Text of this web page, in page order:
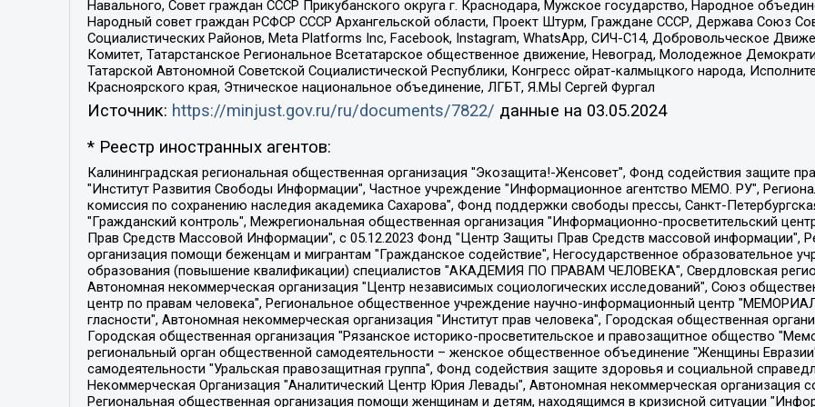
Навального, Совет граждан СССР Прикубанского округа г. Краснодара, Мужское государство, Народное
Народный совет граждан РСФСР СССР Архангельской области, Проект Штурм, Граждане СССР, Держава Союз
Социалистических Районов, Meta Platforms Inc, Facebook, Instagram, WhatsApp, СИЧ-С14, Добровольческое
Комитет, Татарстанское Региональное Всетатарское общественное движение, Невоград, Молодежное
Татарской Автономной Советской Социалистической Республики, Конгресс ойрат-калмыцкого народа,
Красноярского края, Этническое национальное объединение, ЛГБТ, Я.МЫ Сергей Фургал
Источник: https://minjust.gov.ru/ru/documents/7822/ данные на 03.05.2024
* Реестр иностранных агентов:
Калининградская региональная общественная организация "Экозащита!-Женсовет", Фонд содействия защите прав и свобод граждан "Общественный вердикт", Фонд "Институт Развития Свободы Информации", Частное учреждение "Информационное агентство МЕМО. РУ", Региональная общественная организация "Общественная комиссия по сохранению наследия академика Сахарова", Фонд поддержки свободы прессы, Санкт-Петербургская общественная правозащитная организация "Гражданский контроль", Межрегиональная общественная организация "Информационно-просветительский центр "Мемориал", Региональный Фонд "Центр Защиты Прав Средств Массовой Информации", с 05.12.2023 Фонд "Центр Защиты Прав Средств массовой информации", Региональная общественная благотворительная организация помощи беженцам и мигрантам "Гражданское содействие", Негосударственное образовательное учреждение дополнительного профессионального образования (повышение квалификации) специалистов "АКАДЕМИЯ ПО ПРАВАМ ЧЕЛОВЕКА", Свердловская региональная общественная организация "Сутяжник", Автономная некоммерческая организация "Центр независимых социологических исследований", Союз общественных объединений "Российский исследовательский центр по правам человека", Региональное общественное учреждение научно-информационный центр "МЕМОРИАЛ", Некоммерческая организация "Фонд защиты гласности", Автономная некоммерческая организация "Институт прав человека", Городская общественная организация "Екатеринбургское общество "МЕМОРИАЛ", Городская общественная организация "Рязанское историко-просветительское и правозащитное общество "Мемориал" (Рязанский Мемориал), Челябинский региональный орган общественной самодеятельности – женское общественное объединение "Женщины Евразии", Челябинский региональный орган общественной самодеятельности "Уральская правозащитная группа", Фонд содействия защите здоровья и социальной справедливости имени Андрея Рылькова, Автономная Некоммерческая Организация "Аналитический Центр Юрия Левады", Автономная некоммерческая организация социальной поддержки населения "Проект Апрель", Региональная общественная организация помощи женщинам и детям, находящимся в кризисной ситуации "Информационно-методический центр "Анна", Фонд содействия развитию массовых коммуникаций и правовому просвещению "Так-так-Так", Фонд содействия устойчивому развитию "Серебряная тайга", Свердловский региональный общественный фонд социальных проектов "Новое время", "Idel.Реалии", Кавказ.Реалии, Крым.Реалии, Телеканал Настоящее Время, Татаро-башкирская служба Радио Свобода (Azatliq Radiosi), Радио Свободная Европа/Радио Свобода (PCE/PC), "Сибирь.Реалии", "Фактограф", Благотворительный фонд помощи осужденным и их семьям, Автономная некоммерческая организация "Институт глобализации и социальных движений", Фонд "В защиту прав заключенных", Частное учреждение "Центр поддержки и содействия развитию средств массовой информации", Пензенский региональный общественный благотворительный фонд "Гражданский союз", "Север.Реалии", Некоммерческая организация Фонд "Правовая инициатива", Общество с ограниченной ответственностью "Радио Свободная Европа/Радио Свобода", Чешское информационное агентство "MEDIUM-ORIENT", Красноярская региональная общественная организация "Мы против СПИДа", Камалягин Денис Николаевич, Маркелов Сергей Евгеньевич, Пономарев Лев Александрович, Савицкая Людмила Алексеевна, Автономная некоммерческая организация "Центр по работе с проблемой насилия "НАСИЛИЮ.НЕТ", Межрегиональный профессиональный союз работников здравоохранения "Альянс врачей", Юридическое лицо, зарегистрированное в Латвийской Республике, SIA "Medusa Project" (регистрационный номер 40103797863, дата регистрации 10.06.2014), Некоммерческая организация "Фонд по борьбе с коррупцией", Автономная некоммерческая организация "Институт права и публичной политики", Баданин Роман Сергеевич, Гликин Максим Александрович, Железнова Мария Михайловна, Лукьянова Юлия Сергеевна, Маетная Елизавета Витальевна, Маняхин Петр Борисович, Чуракова Ольга Владимировна, Ярош Юлия Петровна, Юридическое лицо "The Insider SIA", зарегистрированное в Риге, Латвийская Республика (дата регистрации 26.06.2015), являющееся администратором доменного имени интернет-издания "The Insider SIA", https://theins.ru, Постернак Алексей Евгеньевич, Рубин Михаил Аркадьевич, Анин Роман Александрович, Юридическое лицо Istories fonds, зарегистрированное в Латвийской Республике (регистрационный номер 50008295751, дата регистрации 24.02.2020), Великовский Дмитрий Александрович, Долинина Ирина Николаевна, Мароховская Алеся Алексеевна, Шлейнов Роман Юрьевич, Шмагун Олеся Валентиновна, Общество с ограниченной ответственностью "Альтаир 2021", Общество с ограниченной ответственностью "Вега 2021", Общество с ограниченной ответственностью "Главный редактор 2021", Общество с ограниченной ответственностью "Ромашки монолит", Важенков Артем Валерьевич, Ивановская областная общественная организация "Центр гендерных исследований", Гурман Юрий Альбертович, Медиапроект "ОВД-Инфо", Егоров Владимир Владимирович, Жилинский Владимир Александрович, Общество с ограниченной ответственностью "ЗП", Иванова София Юрьевна, Карезина Инна Павловна, Кильтау Екатерина Викторовна, Петров Алексей Викторович, Пискунов Сергей Евгеньевич, Смирнов Сергей Сергеевич, Тихонов Михаил Сергеевич, Общество с ограниченной ответственностью "ЖУРНАЛИСТ-ИНОСТРАННЫЙ АГЕНТ", Арапова Галина Юрьевна, Вольтская Татьяна Анатольевна, Американская компания "Mason G.E.S. Anonymous Foundation" (США), являющаяся владельцем интернет-издания https://mnews.world/, Компания "Stichting Bellingcat", зарегистрированная в Нидерландах (дата регистрации 11.07.2018), Захаров Андрей Вячеславович, Клепиковская Екатерина Дмитриевна, Общество с ограниченной ответственностью "МЕМО", Перл Роман Александрович, Симонов Евгений Алексеевич, Соловьева Елена Анатольевна, Сотников Даниил Владимирович, Сурначева Елизавета Дмитриевна, Автономная некоммерческая организация по защите прав человека и информированию населения "Якутия – Наше Мнение", Общество с ограниченной ответственностью "Москоу диджитал медиа", с 26.01.2023 Общество с ограниченной ответственностью "Чайка Белые сады", Ветошкина Валерия Валерьевна, Заговора Максим Александрович, Межрегиональное общественное движение "Российская ЛГБТ - сеть", Оленичев Максим Владимирович, Павлов Иван Юрьевич, Скворцова Елена Сергеевна, Общество с ограниченной ответственностью "Как бы инагент", Кочетков Игорь Викторович, Общество с ограниченной ответственностью "Честные выборы", Еланчик Олег Александрович, Общество с ограниченной ответственностью "Нобелевский призыв", Гималова Регина Эмилевна, Григорьев Андрей Валерьевич, Григорьева Алина Александровна, Ассоциация по содействию защите прав призывников, альтернативнослужащих и военнослужащих "Правозащитная группа